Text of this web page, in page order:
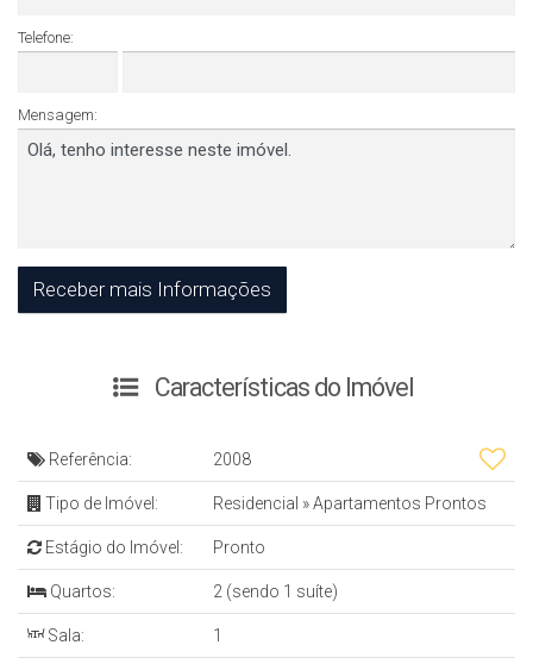
Telefone:
Mensagem:
Características do Imóvel
Referência: 2008
Tipo de Imóvel: Residencial »Apartamentos Prontos
Estágio do Imóvel: Pronto
Quartos: 2 (sendo 1 suíte)
Sala: 1